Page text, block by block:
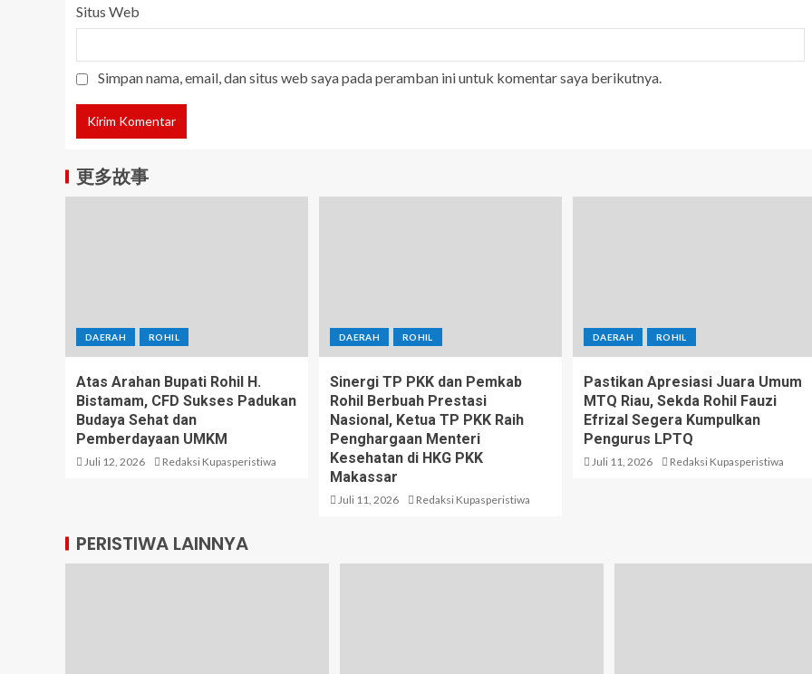
Situs Web
Simpan nama, email, dan situs web saya pada peramban ini untuk komentar saya berikutnya.
更多故事
DAERAH ROHIL
Atas Arahan Bupati Rohil H.
Bistamam, CFD Sukses Padukan
Budaya Sehat dan
Pemberdayaan UMKM
Juli 12, 2026 Redaksi Kupasperistiwa
DAERAH ROHIL
Sinergi TP PKK dan Pemkab
Rohil Berbuah Prestasi
Nasional, Ketua TP PKK Raih
Penghargaan Menteri
Kesehatan di HKG PKK
Makassar
Juli 11, 2026 Redaksi Kupasperistiwa
DAERAH ROHIL
Pastikan Apresiasi Juara Umum
MTQ Riau, Sekda Rohil Fauzi
Efrizal Segera Kumpulkan
Pengurus LPTQ
Juli 11, 2026 Redaksi Kupasperistiwa
PERISTIWA LAINNYA